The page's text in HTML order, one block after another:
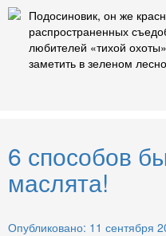
Подосиновик, он же
распространенных
любителей «тихой
заметить в зеленом
6 способов
маслята!
Опубликовано: 11 сентября